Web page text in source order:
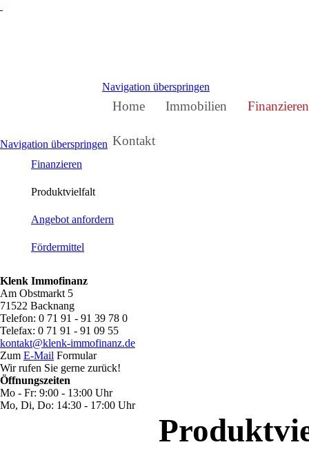
Navigation überspringen
Home Immobilien Finanzieren
Kontakt
Navigation überspringen
Finanzieren
Produktvielfalt
Angebot anfordern
Fördermittel
Klenk Immofinanz
Am Obstmarkt 5
71522 Backnang
Telefon: 0 71 91 - 91 39 78 0
Telefax: 0 71 91 - 91 09 55
kontakt@klenk-immofinanz.de
Zum E-Mail Formular
Wir rufen Sie gerne zurück!
Öffnungszeiten
Mo - Fr: 9:00 - 13:00 Uhr
Mo, Di, Do: 14:30 - 17:00 Uhr